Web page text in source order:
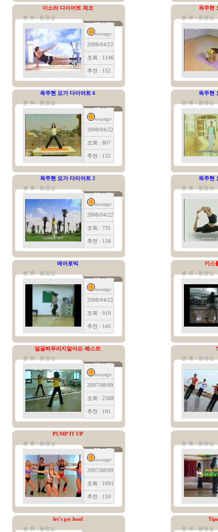
이소라 다이어트 체조
분 류 : 동영상
orange
2008/04/22
조회 : 1146
추천 : 152
옥주현
분 류 : 동영상
옥주현 요가 다이어트 6
분 류 : 동영상
orange
2008/04/22
조회 : 807
추천 : 152
옥주현
분 류 : 동영상
옥주현 요가 다이어트 2
분 류 : 동영상
orange
2008/04/22
조회 : 731
추천 : 158
옥주현
분 류 : 동영상
에어로빅
분 류 : 동영상
orange
2008/04/22
조회 : 919
추천 : 145
키스
분 류 : 동영상
얼굴찌푸리지말아요-웨스트
분 류 : 동영상
orange
2007/08/09
조회 : 2568
추천 : 191
분 류 : 동영상
PUMP IT UP
분 류 : 동영상
orange
2007/08/09
조회 : 1691
추천 : 159
분 류 : 동영상
let's get loud
분 류 : 동영상
분 류 : 동영상